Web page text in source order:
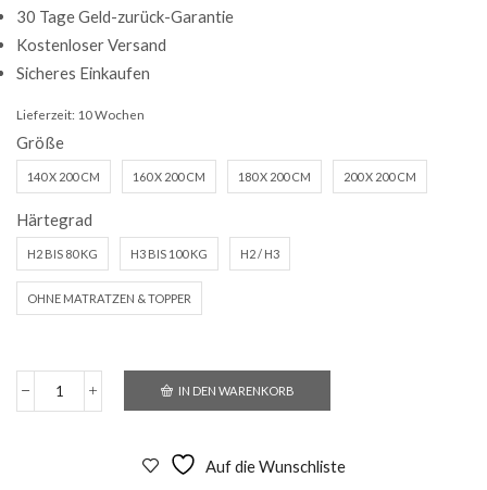
30 Tage Geld-zurück-Garantie
Kostenloser Versand
Sicheres Einkaufen
Lieferzeit: 10 Wochen
Größe
140 X 200 CM 160 X 200 CM 180 X 200 CM 200 X 200 CM
Härtegrad
H2 BIS 80 KG H3 BIS 100 KG H2 / H3
OHNE MATRATZEN & TOPPER
Boxspringbett
IN DEN WARENKORB
Auf die Wunschliste